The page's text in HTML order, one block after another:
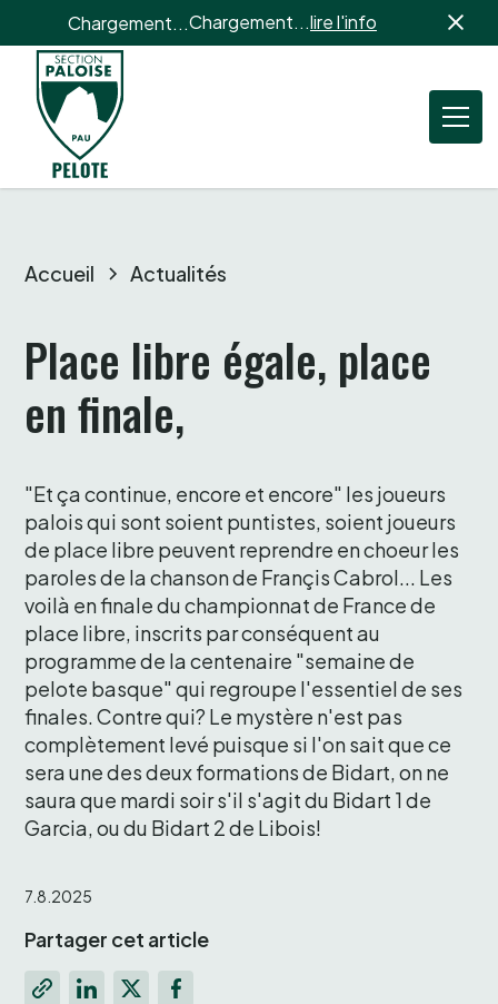
Chargement...Chargement...lire l'info
Accueil Actualités
Place libre égale, place
en finale,
"Et ça continue, encore et encore" les joueurs
palois qui sont soient puntistes, soient joueurs
de place libre peuvent reprendre en choeur les
paroles de la chanson de Françis Cabrol... Les
voilà en finale du championnat de France de
place libre, inscrits par conséquent au
programme de la centenaire "semaine de
pelote basque" qui regroupe l'essentiel de ses
finales. Contre qui? Le mystère n'est pas
complètement levé puisque si l'on sait que ce
sera une des deux formations de Bidart, on ne
saura que mardi soir s'il s'agit du Bidart 1 de
Garcia, ou du Bidart 2 de Libois!
7.8.2025
Partager cet article